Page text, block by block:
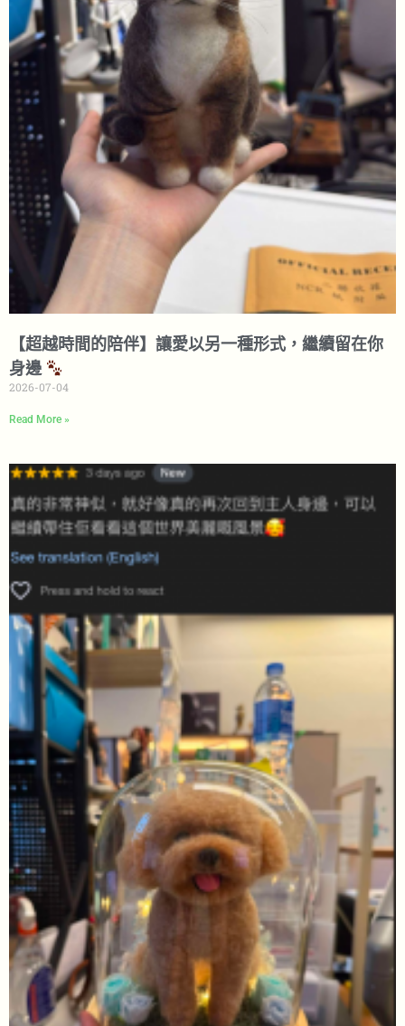
【超越時間的陪伴】讓愛以另一種形式，繼續留在你
身邊
2026-07-04
Read More »